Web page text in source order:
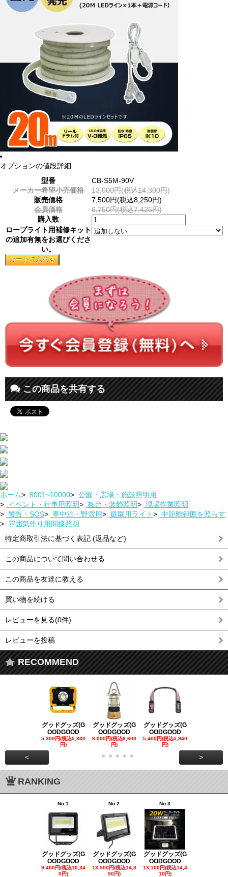
オプションの値段詳細
型番
CB-S5M-90V
メーカー希望小売価格
13,000円(税込14,300円)
販売価格
7,500円(税込8,250円)
会員価格
6,750円(税込7,425円)
購入数
ロープライト用補修キット
の追加有無をお選びくださ
い。
この商品を共有する
ホーム> 8001~10000> 公園・広場・施設照明用
> イベント・行事用照明> 舞台・装飾照明> 現場作業照明
> 警告・SOS> 車中泊・野営用> 庭園用ライト> 中距離範囲を照らす
> 雰囲気作り用間接照明
特定商取引法に基づく表記 (返品など)
この商品について問い合わせる
この商品を友達に教える
買い物を続ける
レビューを見る(0件)
レビューを投稿
RECOMMEND
グッドグッズ(G
OODGOOD
5,300円(税込5,830
円)
グッドグッズ(G
OODGOOD
6,000円(税込6,600
円)
グッドグッズ(G
OODGOOD
5,400円(税込5,940
円)
< >
RANKING
No.1
グッドグッズ(G
OODGOOD
9,400円(税込10,34
0円)
No.2
グッドグッズ(G
OODGOOD
13,500円(税込14,8
50円)
No.3
グッドグッズ(G
OODGOOD
13,100円(税込14,4
10円)